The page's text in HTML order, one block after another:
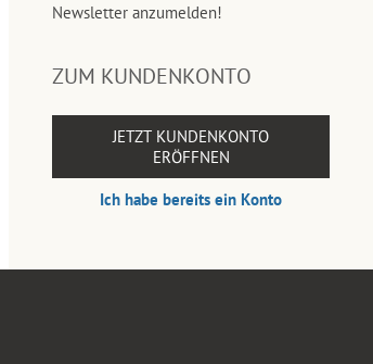
Newsletter anzumelden!
ZUM KUNDENKONTO
JETZT KUNDENKONTO
ERÖFFNEN
Ich habe bereits ein Konto